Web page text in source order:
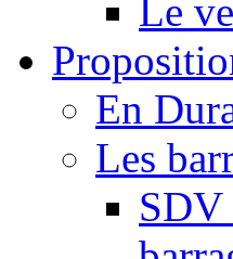
Le
En
Les
SDV